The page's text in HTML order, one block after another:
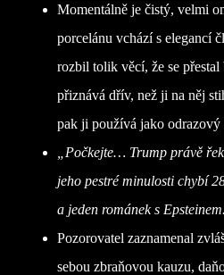
Momentálně je čistý, velmi
porcelánu vchází s elegancí
rozbil tolik věcí, že se
přiznává dřív, než ji na něj
pak ji používá jako odrazový
„Počkejte… Trump právě
jeho pestré minulosti chybí
a jeden románek s
Pozorovatel zaznamenal
sebou zbraňovou kauzu,